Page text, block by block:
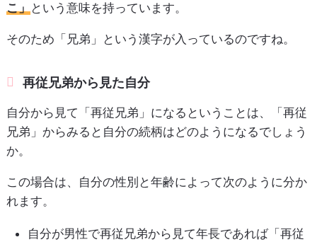
こ」という意味を持っています。
そのため「兄弟」という漢字が入っているのですね。
再従兄弟から見た自分
自分から見て「再従兄弟」になるということは、「再従
兄弟」からみると自分の続柄はどのようになるでしょう
か。
この場合は、自分の性別と年齢によって次のように分か
れます。
自分が男性で再従兄弟から見て年長であれば「再従